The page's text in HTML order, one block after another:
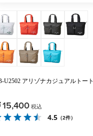
U2502 アリゾナカジュアルトート
15,400税込
4.5 （2件）